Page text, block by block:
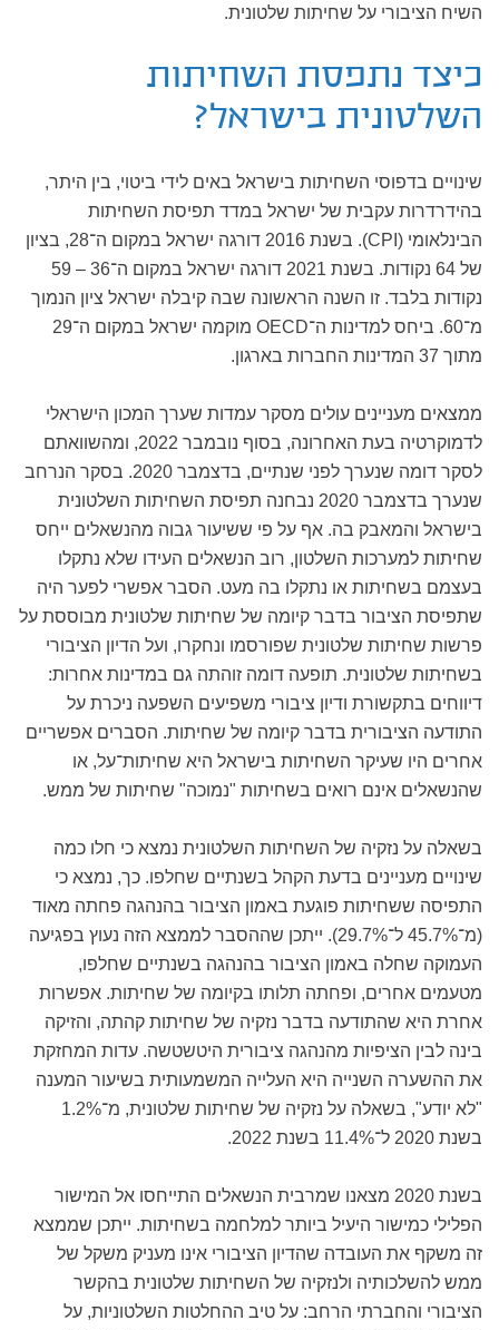
השיח הציבורי על שחיתות שלטונית.
כיצד נתפסת השחיתות
השלטונית בישראל?
שינויים בדפוסי השחיתות בישראל באים לידי ביטוי, בין היתר,
בהידרדרות עקבית של ישראל במדד תפיסת השחיתות
הבינלאומי (CPI). בשנת 2016 דורגה ישראל במקום ה־28, בציון
של 64 נקודות. בשנת 2021 דורגה ישראל במקום ה־36 – 59
נקודות בלבד. זו השנה הראשונה שבה קיבלה ישראל ציון הנמוך
מ־60. ביחס למדינות ה־OECD מוקמה ישראל במקום ה־29
מתוך 37 המדינות החברות בארגון.
ממצאים מעניינים עולים מסקר עמדות שערך המכון הישראלי
לדמוקרטיה בעת האחרונה, בסוף נובמבר 2022, ומהשוואתם
לסקר דומה שנערך לפני שנתיים, בדצמבר 2020. בסקר הנרחב
שנערך בדצמבר 2020 נבחנה תפיסת השחיתות השלטונית
בישראל והמאבק בה. אף על פי ששיעור גבוה מהנשאלים ייחס
שחיתות למערכות השלטון, רוב הנשאלים העידו שלא נתקלו
בעצמם בשחיתות או נתקלו בה מעט. הסבר אפשרי לפער היה
שתפיסת הציבור בדבר קיומה של שחיתות שלטונית מבוססת על
פרשות שחיתות שלטונית שפורסמו ונחקרו, ועל הדיון הציבורי
בשחיתות שלטונית. תופעה דומה זוהתה גם במדינות אחרות:
דיווחים בתקשורת ודיון ציבורי משפיעים השפעה ניכרת על
התודעה הציבורית בדבר קיומה של שחיתות. הסברים אפשריים
אחרים היו שעיקר השחיתות בישראל היא שחיתות־על, או
שהנשאלים אינם רואים בשחיתות "נמוכה" שחיתות של ממש.
בשאלה על נזקיה של השחיתות השלטונית נמצא כי חלו כמה
שינויים מעניינים בדעת הקהל בשנתיים שחלפו. כך, נמצא כי
התפיסה ששחיתות פוגעת באמון הציבור בהנהגה פחתה מאוד
(מ־45.7% ל־29.7%). ייתכן שההסבר לממצא הזה נעוץ בפגיעה
העמוקה שחלה באמון הציבור בהנהגה בשנתיים שחלפו,
מטעמים אחרים, ופחתה תלותו בקיומה של שחיתות. אפשרות
אחרת היא שהתודעה בדבר נזקיה של שחיתות קהתה, והזיקה
בינה לבין הציפיות מהנהגה ציבורית היטשטשה. עדות המחזקת
את ההשערה השנייה היא העלייה המשמעותית בשיעור המענה
"לא יודע", בשאלה על נזקיה של שחיתות שלטונית, מ־1.2%
בשנת 2020 ל־11.4% בשנת 2022.
בשנת 2020 מצאנו שמרבית הנשאלים התייחסו אל המישור
הפלילי כמישור היעיל ביותר למלחמה בשחיתות. ייתכן שממצא
זה משקף את העובדה שהדיון הציבורי אינו מעניק משקל של
ממש להשלכותיה ולנזקיה של השחיתות שלטונית בהקשר
הציבורי והחברתי הרחב: על טיב ההחלטות השלטוניות, על